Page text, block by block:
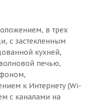
в трех
с застекленным
кухней,
печью,
к Интернету (Wi-
с каналами на